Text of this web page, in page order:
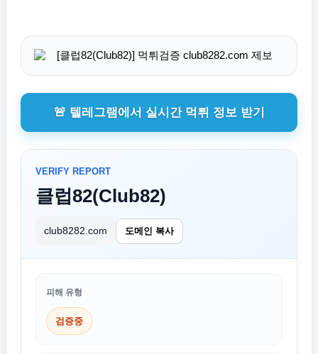
🚨 텔레그램에서 실시간 먹튀 정보 받기
VERIFY REPORT
클럽82(Club82)
club8282.com 도메인 복사
피해 유형
검증중